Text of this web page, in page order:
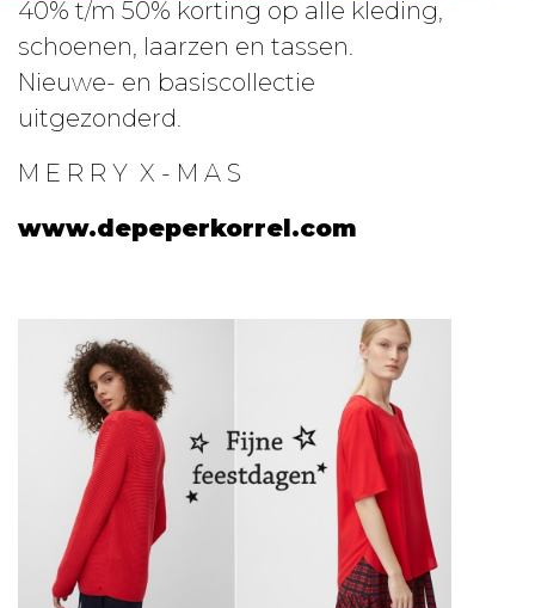
40% t/m 50% korting op alle kleding,
schoenen, laarzen en tassen.
Nieuwe- en basiscollectie
uitgezonderd.
M E R R Y X - M A S
www.depeperkorrel.com